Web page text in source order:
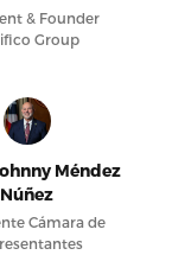
& Founder
Group
Méndez
Núñez
Cámara de